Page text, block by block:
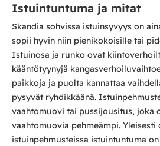
Istuintuntuma ja mitat
Skandia sohvissa istuinsyvyys on
sopii hyvin niin pienikokoisille tai
Istuinosa ja runko ovat
kääntötyynyjä
paikkoja ja puolta kannattaa
pysyvät ryhdikkäänä.
vaahtomuovi tai pussijousitus, joka
vaahtomuovia pehmeämpi. Yleisesti
istuinpehmusteissa istuintuntuma